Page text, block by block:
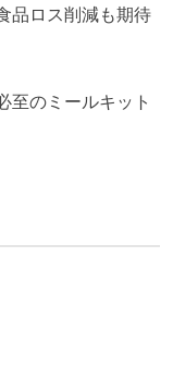
品ロス削減も期待
至のミールキット